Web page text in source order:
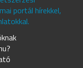
portál hírekkel,